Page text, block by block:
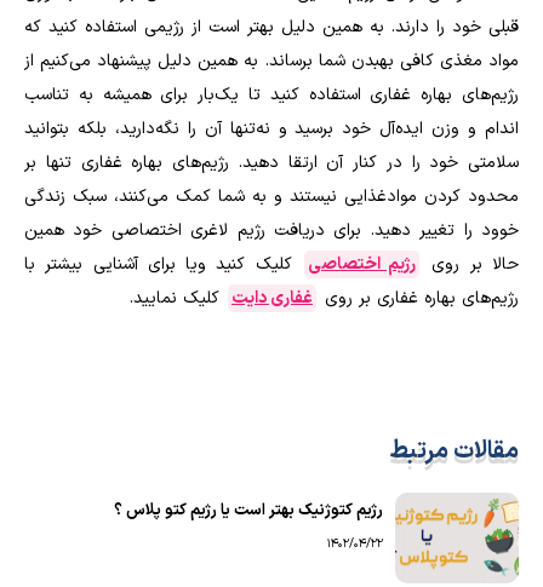
قبلی خود را دارند. به همین دلیل بهتر است از رژیمی استفاده کنید که
مواد مغذی کافی بهبدن شما برساند. به همین دلیل پیشنهاد می‌کنیم از
رژیم‌های بهاره غفاری استفاده کنید تا یک‌بار برای همیشه به تناسب
اندام و وزن ایده‌آل خود برسید و نه‌تنها آن را نگه‌دارید، بلکه بتوانید
سلامتی خود را در کنار آن ارتقا دهید. رژیم‌های بهاره غفاری تنها بر
محدود کردن موادغذایی نیستند و به شما کمک می‌کنند، سبک زندگی
خوود را تغییر دهید. برای دریافت رژیم لاغری اختصاصی خود همین
حالا بر روی
رژیم اختصاصی
کلیک کنید ویا برای آشنایی بیشتر با
رژیم‌های بهاره غفاری بر روی غفاری دایت کلیک نمایید.
مقالات مرتبط
رژیم کتوژنیک بهتر است یا رژیم کتو پلاس ؟
1402/04/22